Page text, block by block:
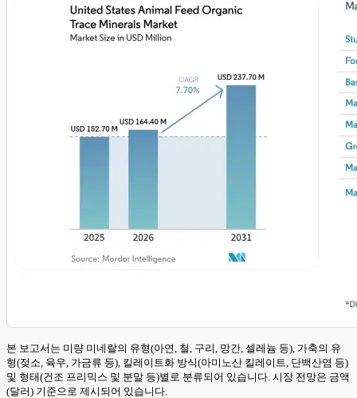
본 보고서는 미량 미네랄의 유형(아연, 철, 구리, 망간, 셀레늄 등), 가축의 유
형(젖소, 육우, 가금류 등), 킬레이트화 방식(아미노산 킬레이트, 단백산염 등)
및 형태(건조 프리믹스 및 분말 등)별로 분류되어 있습니다. 시장 전망은 금액
(달러) 기준으로 제시되어 있습니다.